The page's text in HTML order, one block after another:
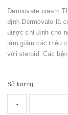
Dermovate cream
định Dermovate là
được chỉ định cho
làm giảm các triệu
với steroid. Các
Số lượng
-